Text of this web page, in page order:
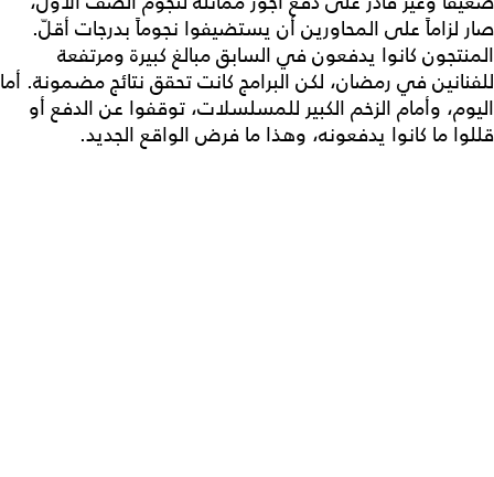
صار لزاماً على المحاورين أن يستضيفوا نجوماً بدرجات أقلّ.
المنتجون كانوا يدفعون في السابق مبالغ كبيرة ومرتفعة
للفنانين في رمضان، لكن البرامج كانت تحقق نتائج مضمونة. أما
اليوم، وأمام الزخم الكبير للمسلسلات، توقفوا عن الدفع أو
قللوا ما كانوا يدفعونه، وهذا ما فرض الواقع الجديد.